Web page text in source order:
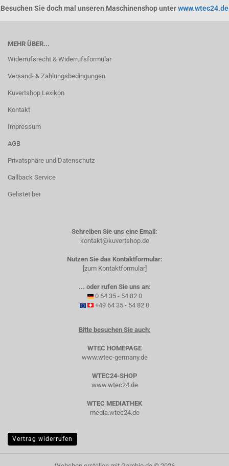
Besuchen Sie doch mal unseren Maschinenshop unterwww.wtec24.de
MEHR ÜBER...
Widerrufsrecht & Widerrufsformular
Versand- & Zahlungsbedingungen
Kuvertshop Lexikon
Kontakt
Impressum
AGB
Privatsphäre und Datenschutz
Callback Service
Gelistet bei
Schreiben Sie uns eine Email:
kontakt@kuvertshop.de
Nutzen Sie das Kontaktformular:
[zum Kontaktformular]
... oder rufen Sie uns an:
0 64 35 - 54 82 0
+49 64 35 - 54 82 0
Bitte besuchen Sie auch:
WTEC HOMEPAGE
www.wtec-germany.de
WTEC24-SHOP
www.wtec24.de
WTEC MEDIATHEK
media.wtec24.de
Vertrag widerrufen